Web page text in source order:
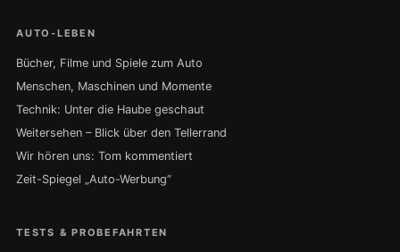
AUTO-LEBEN
Bücher, Filme und Spiele zum Auto
Menschen, Maschinen und Momente
Technik: Unter die Haube geschaut
Weitersehen – Blick über den Tellerrand
Wir hören uns: Tom kommentiert
Zeit-Spiegel „Auto-Werbung“
TESTS & PROBEFAHRTEN